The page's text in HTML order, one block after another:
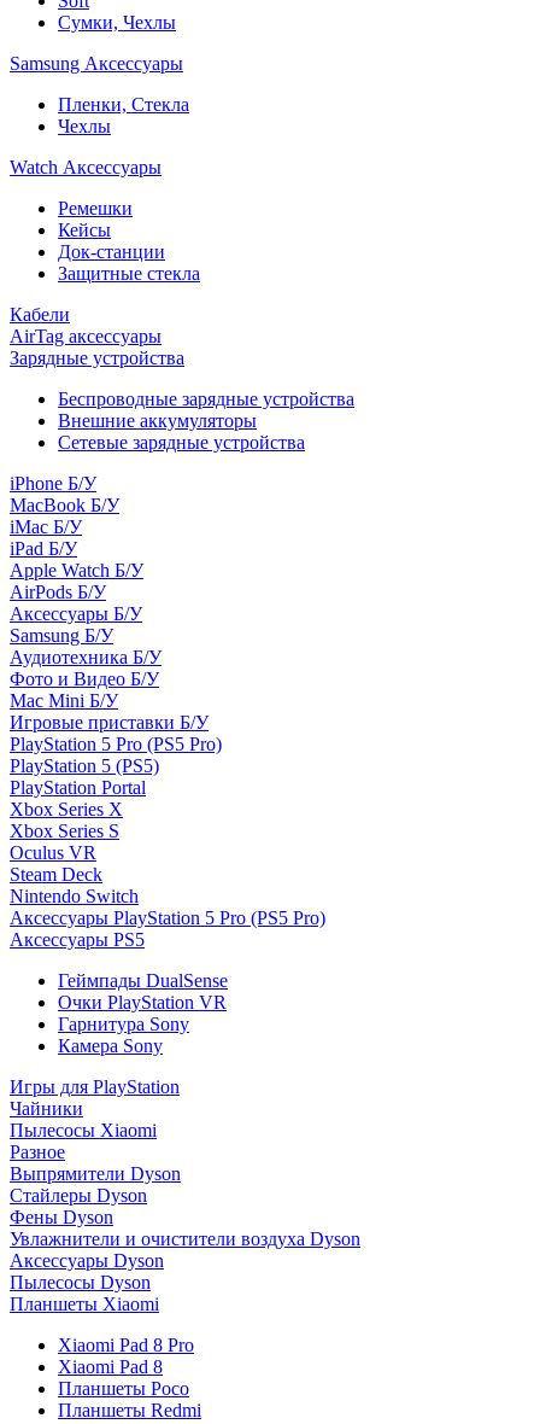
Сумки, Чехлы
Samsung Аксессуары
Пленки, Стекла
Чехлы
Watch Аксессуары
Ремешки
Кейсы
Док-станции
Защитные стекла
Кабели
AirTag аксессуары
Зарядные устройства
Беспроводные зарядные устройства
Внешние аккумуляторы
Сетевые зарядные устройства
iPhone Б/У
MacBook Б/У
iMac Б/У
iPad Б/У
Apple Watch Б/У
AirPods Б/У
Аксессуары Б/У
Samsung Б/У
Аудиотехника Б/У
Фото и Видео Б/У
Mac Mini Б/У
Игровые приставки Б/У
PlayStation 5 Pro (PS5 Pro)
PlayStation 5 (PS5)
PlayStation Portal
Xbox Series X
Xbox Series S
Oculus VR
Steam Deck
Nintendo Switch
Аксессуары PlayStation 5 Pro (PS5 Pro)
Аксессуары PS5
Геймпады DualSense
Очки PlayStation VR
Гарнитура Sony
Камера Sony
Игры для PlayStation
Чайники
Пылесосы Xiaomi
Разное
Выпрямители Dyson
Стайлеры Dyson
Фены Dyson
Увлажнители и очистители воздуха Dyson
Аксессуары Dyson
Пылесосы Dyson
Планшеты Xiaomi
Xiaomi Pad 8 Pro
Xiaomi Pad 8
Планшеты Poco
Планшеты Redmi